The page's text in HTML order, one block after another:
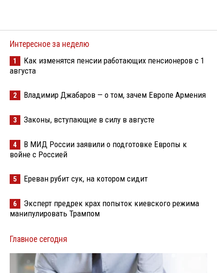
Интересное за неделю
1
Как изменятся пенсии работающих пенсионеров с 1
августа
2 Владимир Джабаров — о том, зачем Европе Армения
3 Законы, вступающие в силу в августе
4
В МИД России заявили о подготовке Европы к
войне с Россией
5 Ереван рубит сук, на котором сидит
6
Эксперт предрек крах попыток киевского режима
манипулировать Трампом
Главное сегодня